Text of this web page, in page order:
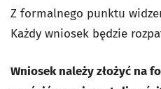
Z formalnego punktu
Każdy wniosek będzie
Wniosek należy złożyć na